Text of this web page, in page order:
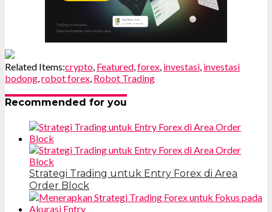
Related Items:crypto Featured forex investasi investasi
bodong robot forex Robot Trading
Recommended for you
Strategi Trading untuk Entry Forex di Area
Order Block